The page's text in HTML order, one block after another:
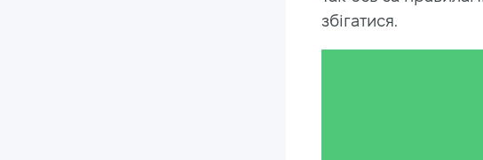
збігатися.